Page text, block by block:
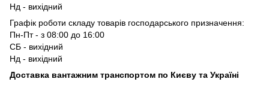
Нд - вихідний
Графік роботи складу товарів господарського призначення:
Пн-Пт - з 08:00 до 16:00
СБ - вихідний
Нд - вихідний
Доставка вантажним транспортом по Києву та Україні